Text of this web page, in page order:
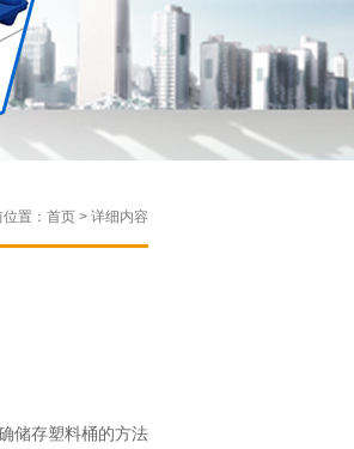
位置：首页 > 详细内容
储存塑料桶的方法